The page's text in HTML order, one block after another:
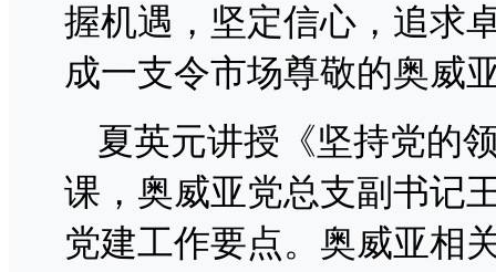
握机遇，坚定信心，追求
成一支令市场尊敬的奥威
夏英元讲授《坚持党的
课，奥威亚党总支副书记
党建工作要点。奥威亚相